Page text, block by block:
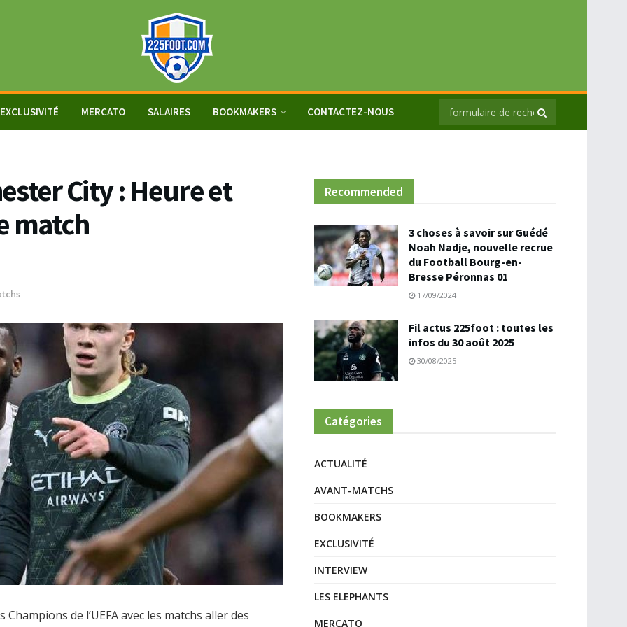
EXCLUSIVITÉ MERCATO SALAIRES BOOKMAKERS CONTACTEZ-NOUS
City : Heure et
match
de l’UEFA avec les matchs aller des
Recommended
3 choses à savoir sur Guédé
Noah Nadje, nouvelle recrue
du Football Bourg-en-
Bresse Péronnas 01
17/09/2024
Fil actus 225foot : toutes les
infos du 30 août 2025
30/08/2025
Catégories
ACTUALITÉ
AVANT-MATCHS
BOOKMAKERS
EXCLUSIVITÉ
INTERVIEW
LES ELEPHANTS
MERCATO